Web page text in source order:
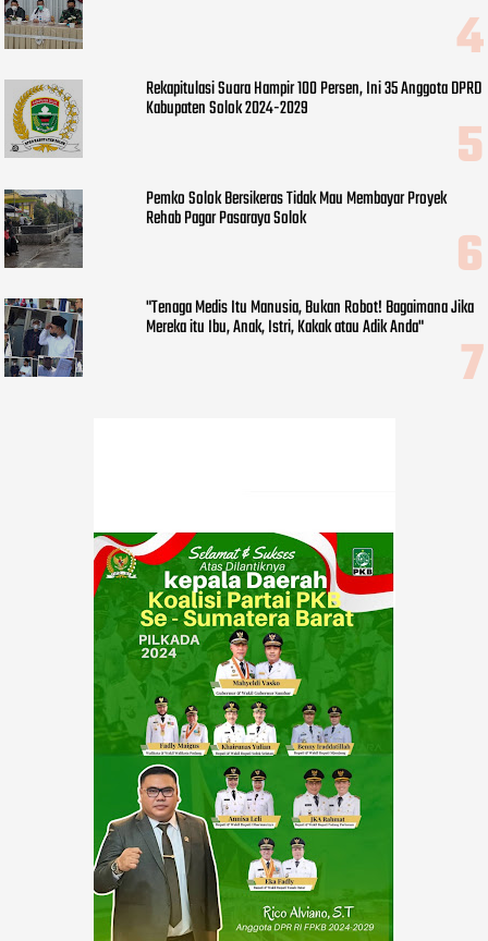
Rekapitulasi Suara Hampir 100 Persen, Ini 35 Anggota DPRD
Kabupaten Solok 2024-2029
Pemko Solok Bersikeras Tidak Mau Membayar Proyek
Rehab Pagar Pasaraya Solok
"Tenaga Medis Itu Manusia, Bukan Robot! Bagaimana Jika
Mereka itu Ibu, Anak, Istri, Kakak atau Adik Anda"